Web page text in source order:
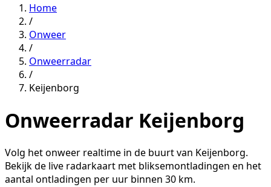
Home
/
Onweer
/
Onweerradar
/
Keijenborg
Onweerradar Keijenborg
Volg het onweer realtime in de buurt van Keijenborg.
Bekijk de live radarkaart met bliksemontladingen en het
aantal ontladingen per uur binnen 30 km.